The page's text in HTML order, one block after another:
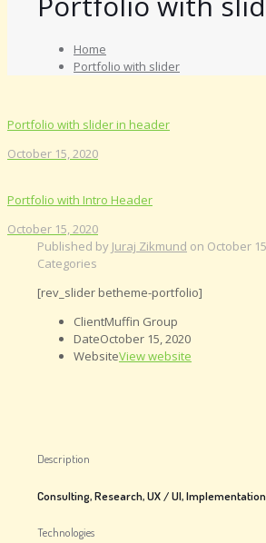
Home
Portfolio with slider
Portfolio with slider in header
October 15, 2020
Portfolio with Intro Header
October 15, 2020
Published by Juraj Zikmund on October
Categories
[rev_slider betheme-portfolio]
ClientMuffin Group
DateOctober 15, 2020
WebsiteView website
Description
Consulting, Research, UX / UI, Implementation
Technologies